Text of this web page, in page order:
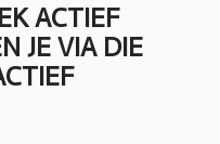
ACTIEF
JE VIA DIE